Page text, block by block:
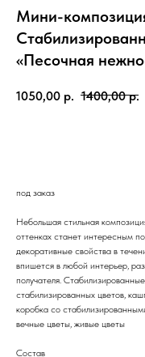
Мини-
«Песочная
1050,00 р. 1400,00 р.
под заказ
Небольшая стильная
оттенках станет интересным
декоративные свойства в
впишется в любой интерьер,
получателя.
стабилизированных цветов,
коробка со
вечные цветы, живые цветы
Состав